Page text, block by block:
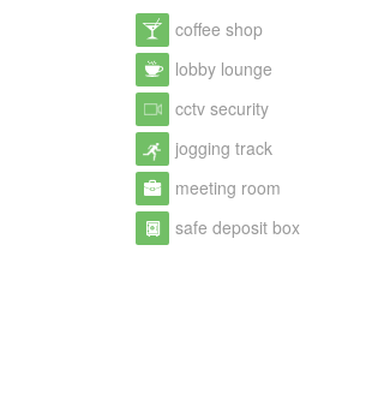
coffee shop
lobby lounge
cctv security
jogging track
meeting room
safe deposit box